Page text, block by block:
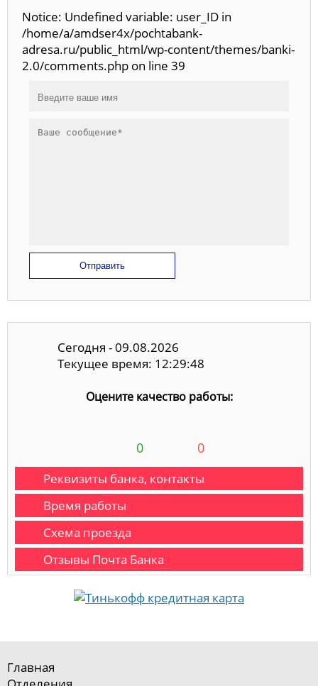
Notice: Undefined variable: user_ID in
/home/a/amdser4x/pochtabank-
adresa.ru/public_html/wp-content/themes/banki-
2.0/comments.php on line 39
Отправить
Сегодня - 09.08.2026
Текущее время: 12:29:48
Оцените качество работы:
0 0
Реквизиты банка, контакты
Время работы
Схема проезда
Отзывы Почта Банка
Главная